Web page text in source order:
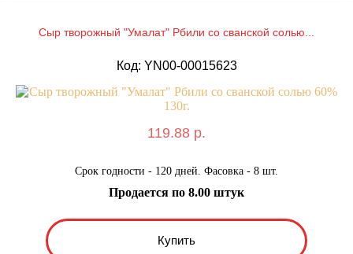
Сыр творожный "Умалат" Рбили со сванской солью...
Код: YN00-00015623
119.88 р.
Срок годности - 120 дней. Фасовка - 8 шт.
Купить
Продается по 8.00 штук